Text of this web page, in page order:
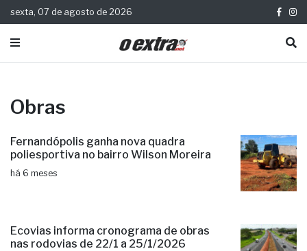
sexta, 07 de agosto de 2026
Obras
Fernandópolis ganha nova quadra
poliesportiva no bairro Wilson Moreira
há 6 meses
Ecovias informa cronograma de obras
nas rodovias de 22/1 a 25/1/2026